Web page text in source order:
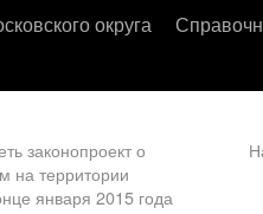
округа
законопроект о
на территории
января 2015 года